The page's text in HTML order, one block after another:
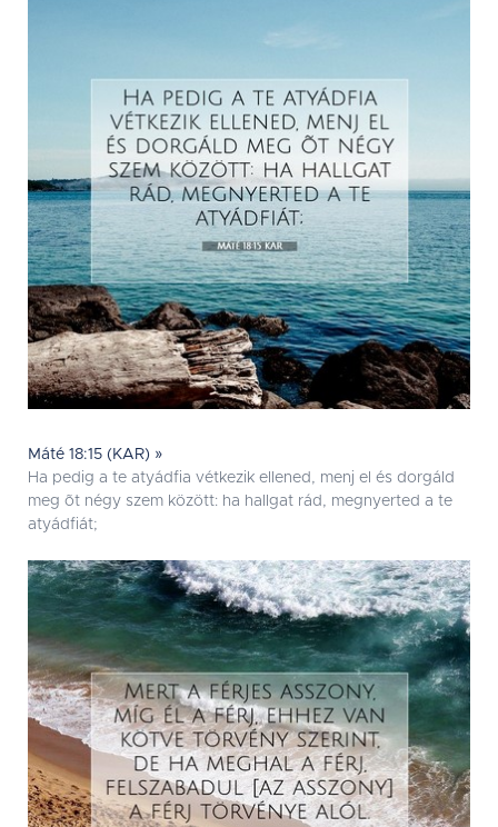
Máté 18:15 (KAR) »
Ha pedig a te atyádfia vétkezik ellened, menj el és dorgáld
meg õt négy szem között: ha hallgat rád, megnyerted a te
atyádfiát;